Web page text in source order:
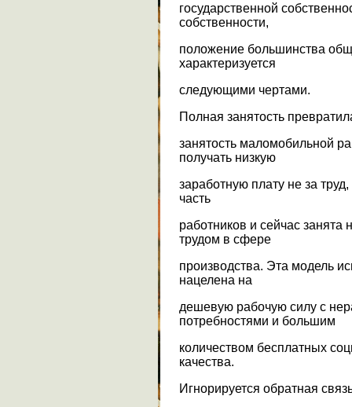
государственной
собственности,
положение большинства
характеризуется
следующими чертами.
Полная занятость
занятость маломобильной
получать низкую
заработную плату не за
часть
работников и сейчас
трудом в сфере
производства. Эта модель
нацелена на
дешевую рабочую силу с
потребностями и большим
количеством бесплатных
качества.
Игнорируется обратная